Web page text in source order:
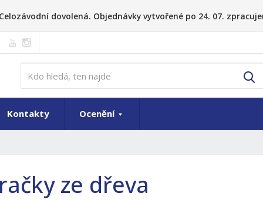
dovolená. Objednávky vytvořené po 24. 07.
Kontakty Ocenění
ze dřeva